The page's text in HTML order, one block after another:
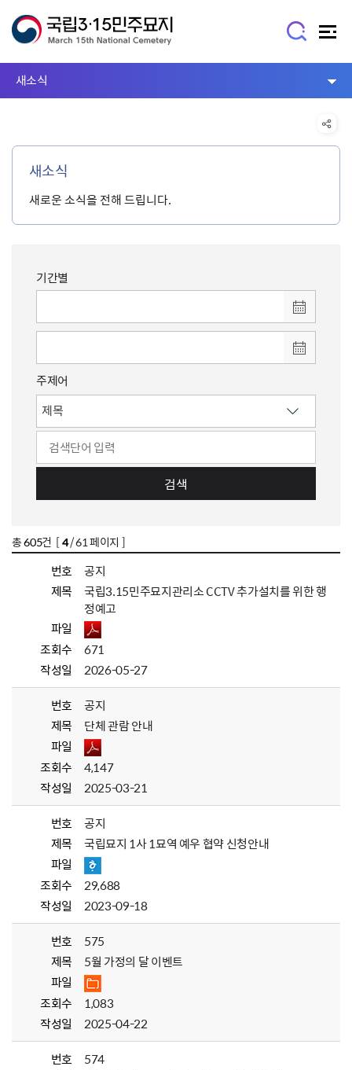
새소식
새소식
새로운 소식을 전해 드립니다.
기간별
주제어
검색
총605건 [4/ 61 페이지 ]
번호
공지
제목
국립3.15민주묘지관리소 CCTV 추가설치를 위한 행
정예고
파일
조회수
671
작성일
2026-05-27
번호
공지
제목
단체 관람 안내
파일
조회수
4,147
작성일
2025-03-21
번호
공지
제목
국립묘지 1사 1묘역 예우 협약 신청안내
파일
조회수
29,688
작성일
2023-09-18
번호
575
제목
5월 가정의 달 이벤트
파일
조회수
1,083
작성일
2025-04-22
번호
574